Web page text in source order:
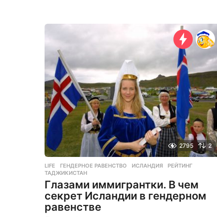
д
2795 2
LIFE ГЕНДЕРНОЕ РАВЕНСТВО ,ИСЛАНДИЯ ,РЕЙТИНГ
ТАДЖИКИСТАН
Глазами иммигрантки. В чем
секрет Исландии в гендерном
равенстве